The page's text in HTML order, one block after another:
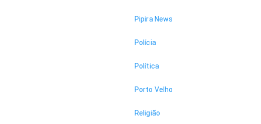
Pipira News
Polícia
Política
Porto Velho
Religião